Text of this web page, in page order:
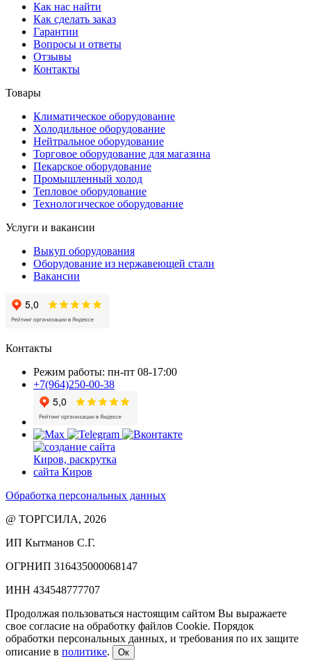
Как нас найти
Как сделать заказ
Гарантии
Вопросы и ответы
Отзывы
Контакты
Товары
Климатическое оборудование
Холодильное оборудование
Нейтральное оборудование
Торговое оборудование для магазина
Пекарское оборудование
Промышленный холод
Тепловое оборудование
Технологическое оборудование
Услуги и вакансии
Выкуп оборудования
Оборудование из нержавеющей стали
Вакансии
Контакты
Режим работы: пн-пт 08-17:00
+7(964)250-00-38
Обработка персональных данных
@ ТОРГСИЛА, 2026
ИП Кытманов С.Г.
ОГРНИП 316435000068147
ИНН 434548777707
Продолжая пользоваться настоящим сайтом Вы выражаете
свое согласие на обработку файлов Cookie. Порядок
обработки персональных данных, и требования по их защите
описание в политике. Ок